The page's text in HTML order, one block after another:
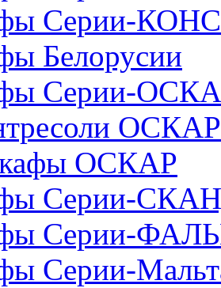
Серии-
Белорусии
Серии-
ОСКАР
ОСКАР
Серии-
Серии-
Серии-